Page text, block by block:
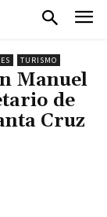
TURISMO
Manuel
de
Cruz